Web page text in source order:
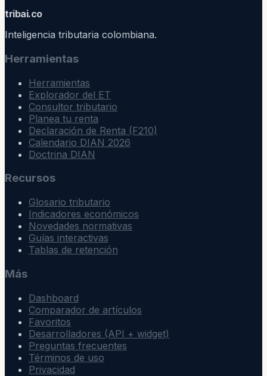
tribai.co
Inteligencia tributaria colombiana.
Herramientas
Herramientas
Explorador del ET
Consultor tributario
Planea tu renta
Declaración de Renta (F210)
Calendario DIAN 2026
Doctrina DIAN
Recursos
Glosario tributario
Indicadores económicos
Novedades normativas
Guías interactivas
Tablas de retención
Más
Dashboard
Comparador de artículos
Favoritos
Desarrolladores (API + widget)
Preguntas frecuentes
Términos de uso
Privacidad